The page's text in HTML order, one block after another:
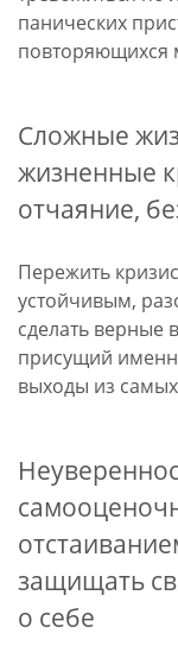
панических
повторяющихся
Сложные
жизненные
отчаяние,
Пережить
устойчивым,
сделать верные
присущий
выходы из
защищать
о себе